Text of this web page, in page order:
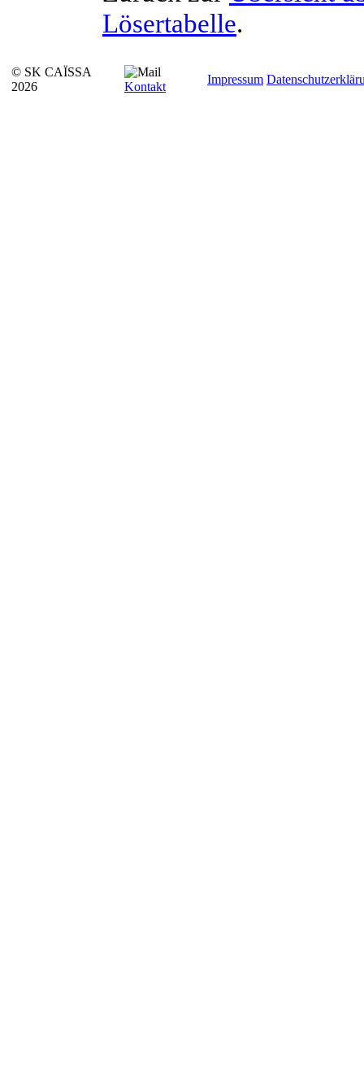
Lösertabelle.
© SK CAÏSSA
2026
Kontakt
Impressum